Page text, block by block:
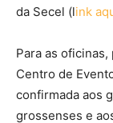
da Secel (link
Para as
Centro de
confirmada aos
grossenses e